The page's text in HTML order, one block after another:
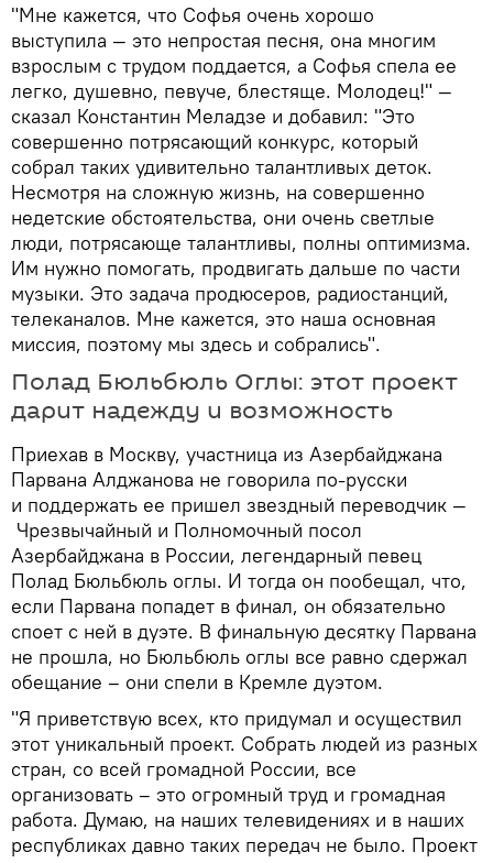
"Мне кажется, что Софья очень хорошо
выступила — это непростая песня, она многим
взрослым с трудом поддается, а Софья спела ее
легко, душевно, певуче, блестяще. Молодец!" —
сказал Константин Меладзе и добавил: "Это
совершенно потрясающий конкурс, который
собрал таких удивительно талантливых деток.
Несмотря на сложную жизнь, на совершенно
недетские обстоятельства, они очень светлые
люди, потрясающе талантливы, полны оптимизма.
Им нужно помогать, продвигать дальше по части
музыки. Это задача продюсеров, радиостанций,
телеканалов. Мне кажется, это наша основная
миссия, поэтому мы здесь и собрались".
Полад Бюльбюль Оглы: этот проект
дарит надежду и возможность
Приехав в Москву, участница из Азербайджана
Парвана Алджанова не говорила по-русски
и поддержать ее пришел звездный переводчик —
Чрезвычайный и Полномочный посол
Азербайджана в России, легендарный певец
Полад Бюльбюль оглы. И тогда он пообещал, что,
если Парвана попадет в финал, он обязательно
споет с ней в дуэте. В финальную десятку Парвана
не прошла, но Бюльбюль оглы все равно сдержал
обещание – они спели в Кремле дуэтом.
"Я приветствую всех, кто придумал и осуществил
этот уникальный проект. Собрать людей из разных
стран, со всей громадной России, все
организовать – это огромный труд и громадная
работа. Думаю, на наших телевидениях и в наших
республиках давно таких передач не было. Проект